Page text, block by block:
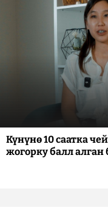
Күнүнө 10 саатка
жогорку балл алган